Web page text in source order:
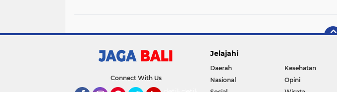
Connect With Us
Jelajahi
Daerah Kesehatan
Nasional
Opini